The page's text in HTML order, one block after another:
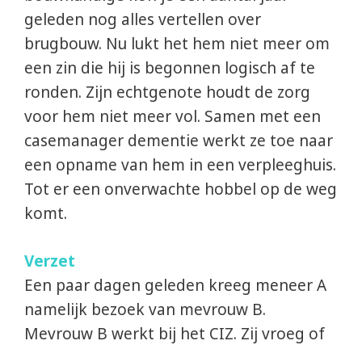
geleden nog alles vertellen over
brugbouw. Nu lukt het hem niet meer om
een zin die hij is begonnen logisch af te
ronden. Zijn echtgenote houdt de zorg
voor hem niet meer vol. Samen met een
casemanager dementie werkt ze toe naar
een opname van hem in een verpleeghuis.
Tot er een onverwachte hobbel op de weg
komt.
Verzet
Een paar dagen geleden kreeg meneer A
namelijk bezoek van mevrouw B.
Mevrouw B werkt bij het CIZ. Zij vroeg of